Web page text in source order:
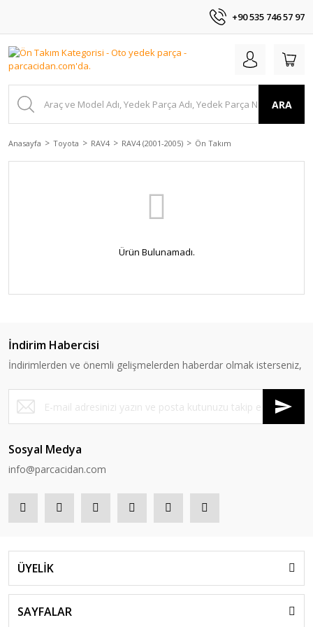
+90 535 746 57 97
ARA
Anasayfa Toyota RAV4 RAV4 (2001-2005) Ön Takım
Ürün Bulunamadı.
İndirim Habercisi
İndirimlerden ve önemli gelişmelerden haberdar olmak isterseniz,
Sosyal Medya
info@parcacidan.com
ÜYELİK
SAYFALAR